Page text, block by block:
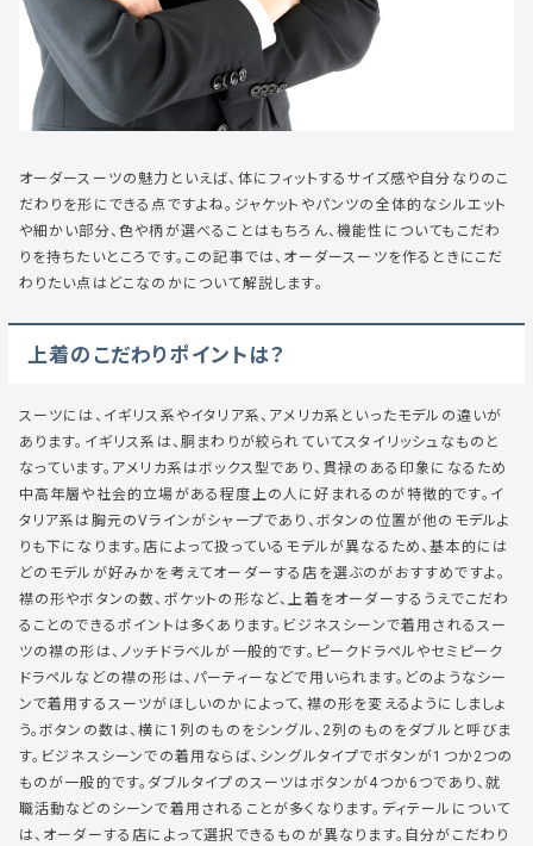
オーダースーツの魅力といえば、体にフィットするサイズ感や自分なりのこ
だわりを形にできる点ですよね。ジャケットやパンツの全体的なシルエット
や細かい部分、色や柄が選べることはもちろん、機能性についてもこだわ
りを持ちたいところです。この記事では、オーダースーツを作るときにこだ
わりたい点はどこなのかについて解説します。
上着のこだわりポイントは？
スーツには、イギリス系やイタリア系、アメリカ系といったモデルの違いが
あります。イギリス系は、胴まわりが絞られていてスタイリッシュなものと
なっています。アメリカ系はボックス型であり、貫禄のある印象になるため
中高年層や社会的立場がある程度上の人に好まれるのが特徴的です。イ
タリア系は胸元のVラインがシャープであり、ボタンの位置が他のモデルよ
りも下になります。店によって扱っているモデルが異なるため、基本的には
どのモデルが好みかを考えてオーダーする店を選ぶのがおすすめですよ。
襟の形やボタンの数、ポケットの形など、上着をオーダーするうえでこだわ
ることのできるポイントは多くあります。ビジネスシーンで着用されるスー
ツの襟の形は、ノッチドラベルが一般的です。ピークドラペルやセミピーク
ドラペルなどの襟の形は、パーティーなどで用いられます。どのようなシー
ンで着用するスーツがほしいのかによって、襟の形を変えるようにしましょ
う。ボタンの数は、横に1列のものをシングル、2列のものをダブルと呼びま
す。ビジネスシーンでの着用ならば、シングルタイプでボタンが1つか2つの
ものが一般的です。ダブルタイプのスーツはボタンが4つか6つであり、就
職活動などのシーンで着用されることが多くなります。ディテールについて
は、オーダーする店によって選択できるものが異なります。自分がこだわり